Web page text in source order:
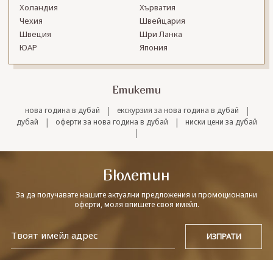
Холандия
Хърватия
Чехия
Швейцария
Швеция
Шри Ланка
ЮАР
Япония
Етикети
нова година в дубай | екскурзия за нова година в дубай |
дубай | оферти за нова година в дубай | ниски цени за дубай
|
Бюлетин
За да получавате нашите актуални предложения и промоционални
оферти, моля впишете своя имейл.